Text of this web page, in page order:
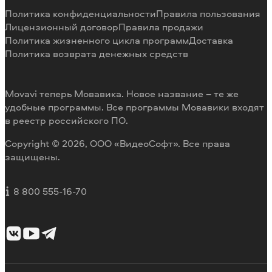
Способы оплаты
Возврат средств
Отзывы пользователей
Разработка видеоредактора под заказ
Movavi теперь Мовавика. Новое название – те же
удобные программы. Все программы Мовавики входят
в реестр российского ПО.
Copyright © 2026, ООО «ВидеоСофт». Все права
защищены.
8 800 555-16-70
Политика конфиденциальностиПравила пользования
Лицензионный договорПравила продажи
Политика жизненного цикла программДоставка
Политика возврата денежных средств